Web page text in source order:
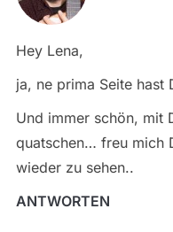
Hey Lena,
ja, ne prima Seite hast
Und immer schön, mit
quatschen… freu mich
wieder zu sehen..
ANTWORTEN